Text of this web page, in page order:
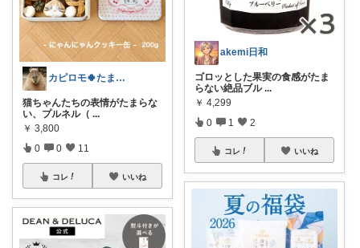
カピロモ🍀たまにくすっと笑えるーむ🐾
猫ちゃんたちの表情がたまらな
い、プルネル（ ...
￥ 3,800
0 0 11
コレ いいね
akemi日和
ゴロッとした果実の食感がたま
らない絶品ブル ...
￥ 4,299
0 1 2
コレ いいね